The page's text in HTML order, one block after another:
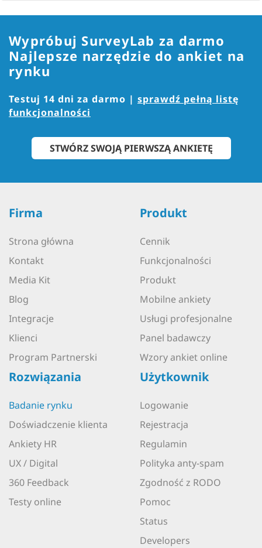
STWÓRZ SWOJĄ PIERWSZĄ ANKIETĘ
Wypróbuj SurveyLab za darmo
Najlepsze narzędzie do ankiet na
rynku
Testuj 14 dni za darmo | sprawdź pełną listę
funkcjonalności
Firma
Strona główna
Kontakt
Media Kit
Blog
Integracje
Klienci
Program Partnerski
Produkt
Cennik
Funkcjonalności
Produkt
Mobilne ankiety
Usługi profesjonalne
Panel badawczy
Wzory ankiet online
Rozwiązania
Badanie rynku
Doświadczenie klienta
Ankiety HR
UX / Digital
360 Feedback
Testy online
Użytkownik
Logowanie
Rejestracja
Regulamin
Polityka anty-spam
Zgodność z RODO
Pomoc
Status
Developers